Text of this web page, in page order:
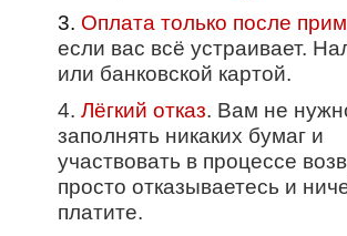
3. Оплата только после
если вас всё устраивает.
или банковской картой.
4. Лёгкий отказ. Вам не
заполнять никаких бумаг и
участвовать в процессе
просто отказываетесь и
платите.